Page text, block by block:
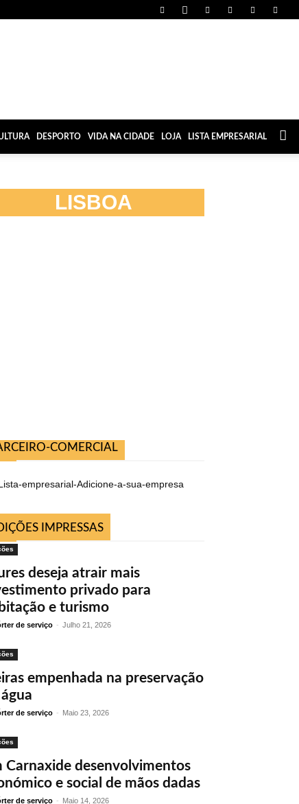
DESPORTO VIDA NA CIDADE LOJA LISTA EMPRESARIAL
LISBOA
COMERCIAL
IMPRESSAS
deseja atrair mais
privado para
e turismo
de serviço - Julho 21, 2026
empenhada na preservação
de serviço - Maio 23, 2026
Carnaxide desenvolvimentos
e social de mãos dadas
de serviço - Maio 14, 2026